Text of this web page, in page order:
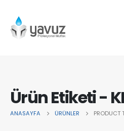
Ürün Etiketi -
ANASAYFA ÜRÜNLER PRODUCT